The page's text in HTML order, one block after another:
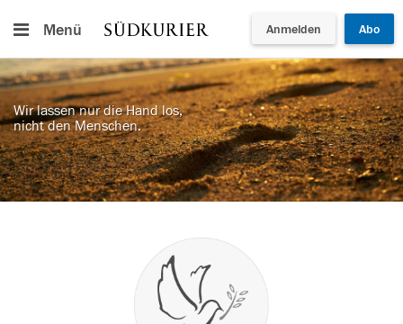
Menü Anmelden Abo
Wir lassen nur die Hand los,
nicht den Menschen.